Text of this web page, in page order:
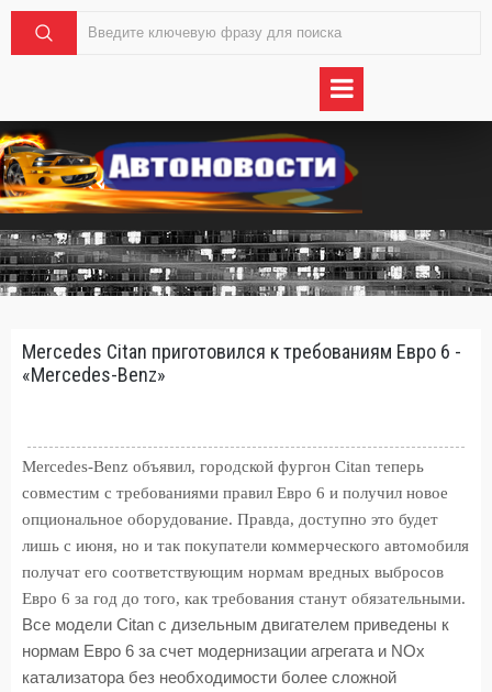
Mercedes Citan приготовился к требованиям Евро 6 -
«Mercedes-Benz»
Mercedes-Benz объявил, городской фургон Citan теперь
совместим с требованиями правил Евро 6 и получил новое
опциональное оборудование. Правда, доступно это будет
лишь с июня, но и так покупатели коммерческого автомобиля
получат его соответствующим нормам вредных выбросов
Евро 6 за год до того, как требования станут обязательными.
Все модели Citan с дизельным двигателем приведены к
нормам Евро 6 за счет модернизации агрегата и NOx
катализатора без необходимости более сложной